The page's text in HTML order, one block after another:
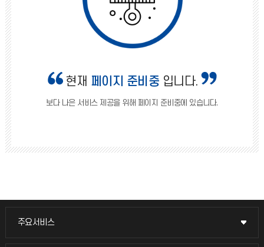
현재 페이지 준비중 입니다.
보다 나은 서비스 제공을 위해 페이지 준비중에 있습니다.
주요서비스
주요서비스